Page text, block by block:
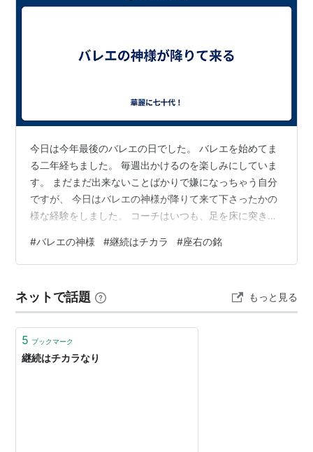
今日は今年最後のバレエの日でした。 バレエを始めてま
る二年経ちました。 毎週出かけるのを楽しみにしていま
す。 まだまだ出来ないことばかりで嫌になっちゃう自分
ですが、 今日はバレエの神様が降りて来て下さったかの
様な経験をしました。 コーチはいつも、足を床に突き刺
くわかっていませんでした。 それが今日のレッスンでコ
ーチの一言に始めて納得できる感覚が訪れたのです。 コ
の位置が上がります。 その言葉を聞いて膝を一層ギュッ
と伸ばすと腰がグッと上がって ああ、この感覚か、、、
#バレエの神様 #継続はチカラ #座右の銘
ネットで話題 もっと見る
5 ブックマーク
継続はチカラなり